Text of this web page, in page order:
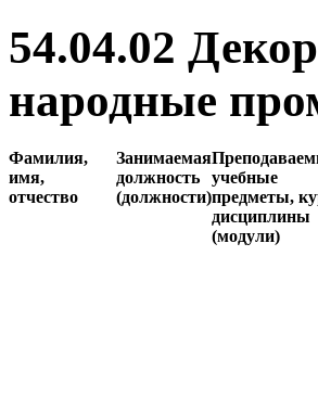
54.04.02
народные
Фамилия,
имя,
отчество
Занимаемая
должность
(должности)
учебные
предметы,
дисциплины
(модули)